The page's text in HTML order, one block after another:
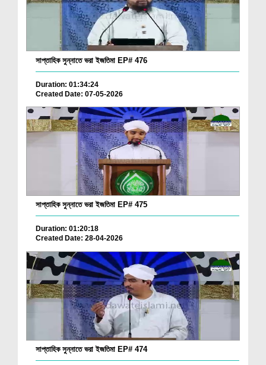
সাপ্তাহিক সুন্নাতে ভরা ইজতিমা EP# 476
Duration: 01:34:24
Created Date: 07-05-2026
সাপ্তাহিক সুন্নাতে ভরা ইজতিমা EP# 475
Duration: 01:20:18
Created Date: 28-04-2026
সাপ্তাহিক সুন্নাতে ভরা ইজতিমা EP# 474